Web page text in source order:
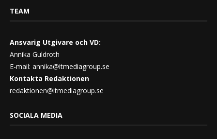
TEAM
Ansvarig Utgivare och VD:
Annika Guldroth
E-mail: annika@itmediagroup.se
Kontakta Redaktionen
redaktionen@itmediagroup.se
SOCIALA MEDIA